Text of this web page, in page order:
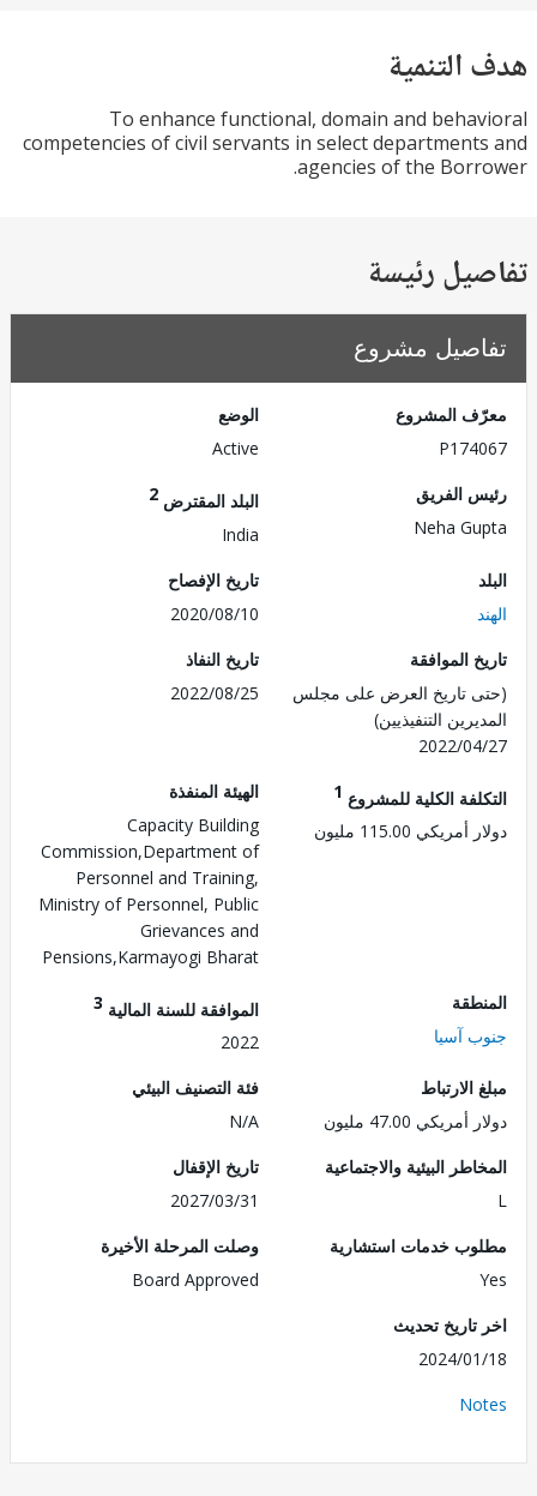
To enhance functional, domain and
competencies of civil servants in select
agencies of the
رئيسة
مشروع
المشروع
الفريق
Neha
البلد المقترض
تاريخ الإفصاح
2020/08/10
الموافقة
تاريخ العرض على مجلس
التنفيذيين)
2022/
تاريخ النفاذ
2022/08/25
الكلية للمشروع1
115.00 مليون
الهيئة المنفذة
Capacity Building
Commission,Department of
Personnel and Training,
Ministry of Personnel, Public
Grievances and
Pensions,Karmayogi Bharat
آسيا
الموافقة للسنة المالية3
47.00 مليون
فئة التصنيف البيئي
البيئية والاجتماعية
تاريخ الإقفال
2027/03/31
خدمات استشارية
وصلت المرحلة الأخيرة
Board Approved
تحديث
2024/